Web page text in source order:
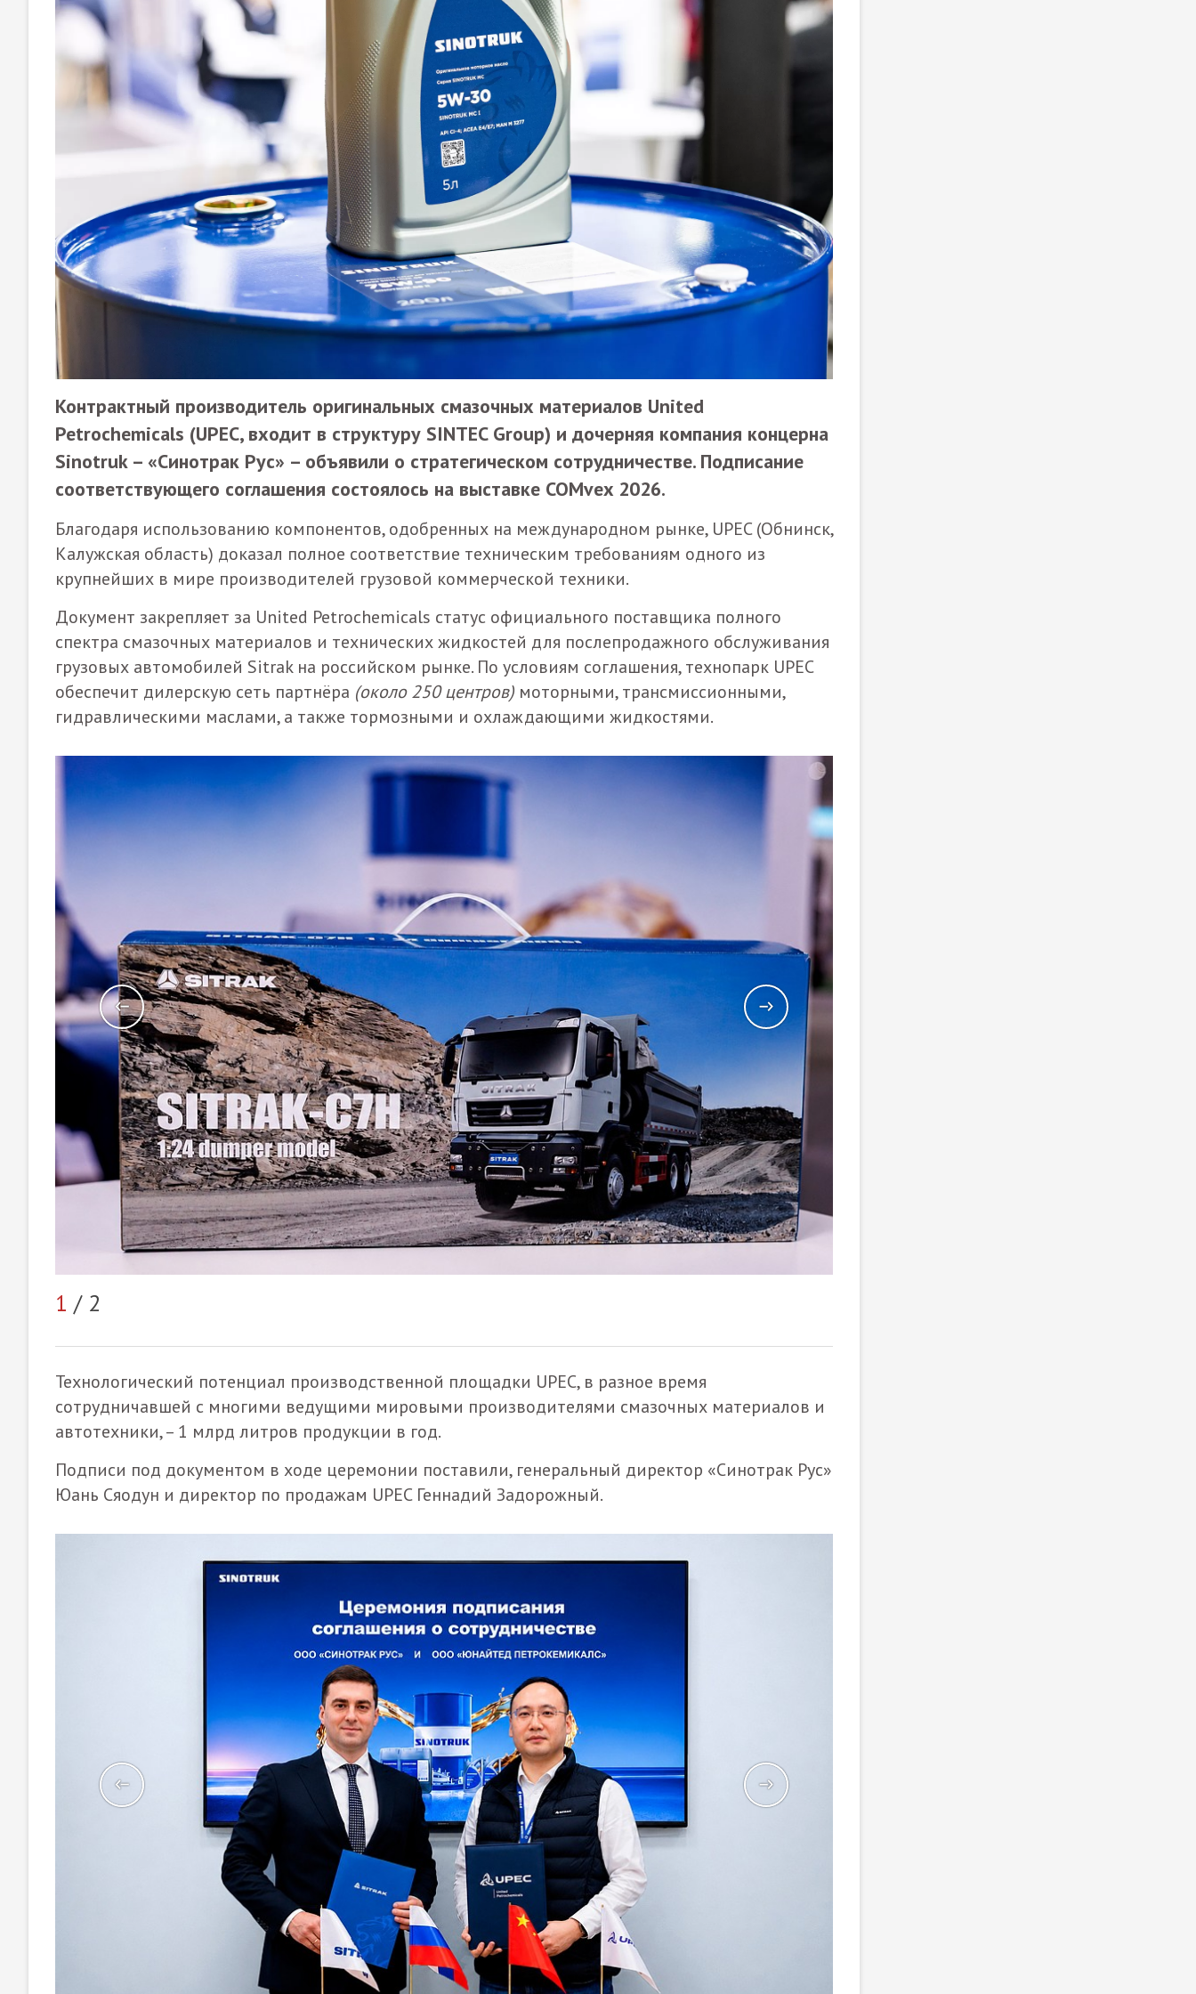
Контрактный производитель оригинальных смазочных материалов United
Petrochemicals (UPEC, входит в структуру SINTEC Group) и дочерняя компания концерна
Sinotruk – «Синотрак Рус» – объявили о стратегическом сотрудничестве. Подписание
соответствующего соглашения состоялось на выставке COMvex 2026.
Благодаря использованию компонентов, одобренных на международном рынке, UPEC (Обнинск,
Калужская область) доказал полное соответствие техническим требованиям одного из
крупнейших в мире производителей грузовой коммерческой техники.
Документ закрепляет за United Petrochemicals статус официального поставщика полного
спектра смазочных материалов и технических жидкостей для послепродажного обслуживания
грузовых автомобилей Sitrak на российском рынке. По условиям соглашения, технопарк UPEC
обеспечит дилерскую сеть партнёра (около 250 центров) моторными, трансмиссионными,
гидравлическими маслами, а также тормозными и охлаждающими жидкостями.
1 / 2
Технологический потенциал производственной площадки UPEC, в разное время
сотрудничавшей с многими ведущими мировыми производителями смазочных материалов и
автотехники, – 1 млрд литров продукции в год.
Подписи под документом в ходе церемонии поставили, генеральный директор «Синотрак Рус»
Юань Сяодун и директор по продажам UPEC Геннадий Задорожный.